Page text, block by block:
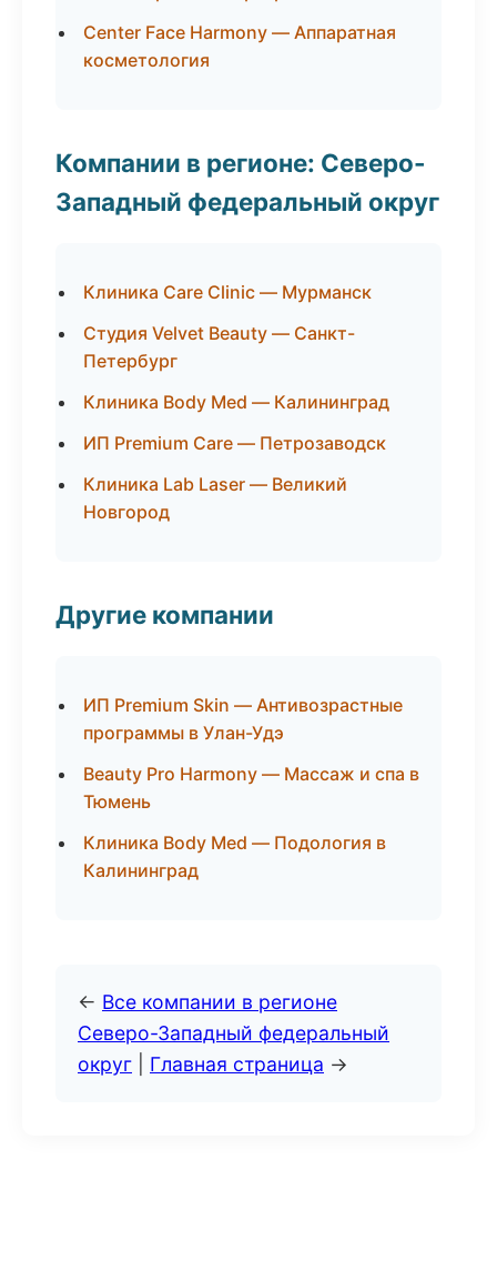
Center Face Harmony — Аппаратная
косметология
Компании в регионе: Северо-
Западный федеральный округ
Клиника Care Clinic — Мурманск
Студия Velvet Beauty — Санкт-
Петербург
Клиника Body Med — Калининград
ИП Premium Care — Петрозаводск
Клиника Lab Laser — Великий
Новгород
Другие компании
ИП Premium Skin — Антивозрастные
программы в Улан-Удэ
Beauty Pro Harmony — Массаж и спа в
Тюмень
Клиника Body Med — Подология в
Калининград
← Все компании в регионе
Северо-Западный федеральный
округ
Главная страница →